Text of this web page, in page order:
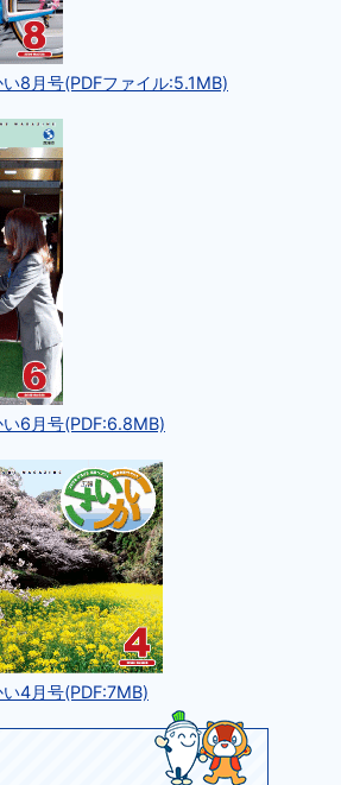
8月号(PDFファイル:5.1MB)
6月号(PDF:6.8MB)
4月号(PDF:7MB)